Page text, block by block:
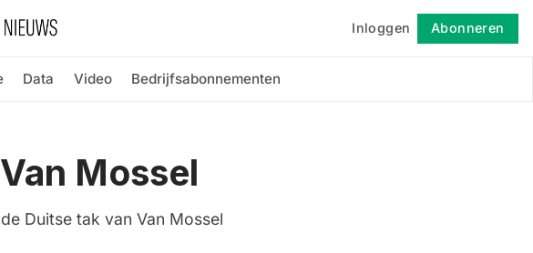
Inloggen Abonneren
Data Video Bedrijfsabonnementen
Mossel
Duitse tak van Van Mossel